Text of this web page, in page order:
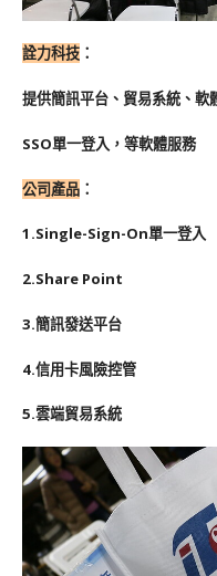
詮力科技 ：
提供簡訊平台、貿易系統、軟
SSO單一登入，等軟體服務
公司產品 ：
1.Single-Sign-On單一登入
2.Share Point
3.簡訊發送平台
4.信用卡風險控管
5.雲端貿易系統